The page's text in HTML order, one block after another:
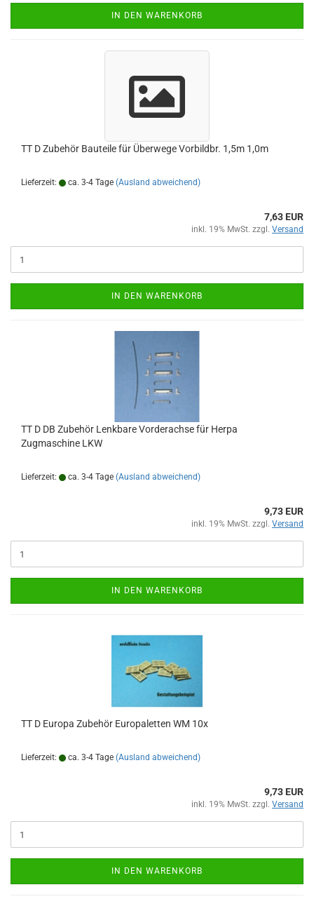
IN DEN WARENKORB
TT D Zubehör Bauteile für Überwege Vorbildbr. 1,5m 1,0m
Lieferzeit: ca. 3-4 Tage (Ausland abweichend)
7,63 EUR
inkl. 19% MwSt. zzgl. Versand
IN DEN WARENKORB
TT D DB Zubehör Lenkbare Vorderachse für Herpa
Zugmaschine LKW
Lieferzeit: ca. 3-4 Tage (Ausland abweichend)
9,73 EUR
inkl. 19% MwSt. zzgl. Versand
IN DEN WARENKORB
TT D Europa Zubehör Europaletten WM 10x
Lieferzeit: ca. 3-4 Tage (Ausland abweichend)
9,73 EUR
inkl. 19% MwSt. zzgl. Versand
IN DEN WARENKORB